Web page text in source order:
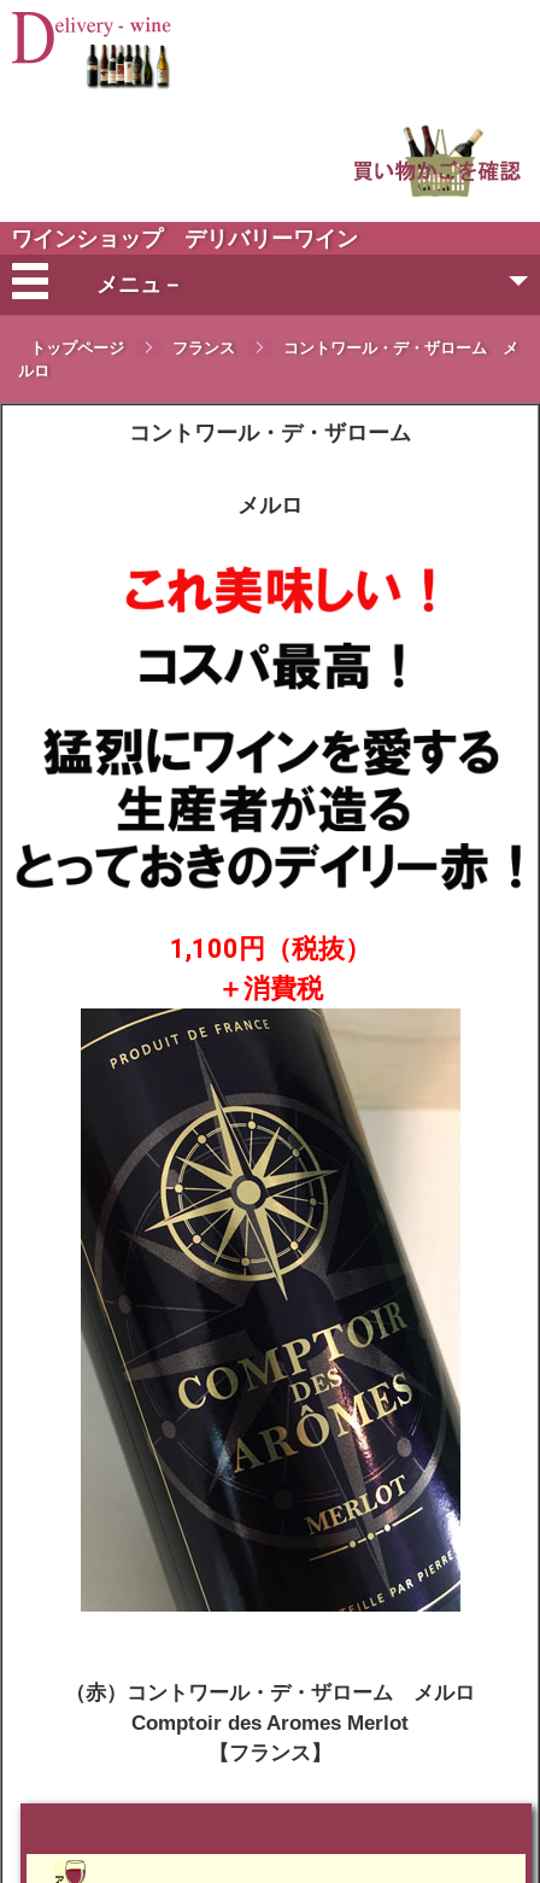
ワインショップ デリバリーワイン
メニュ－
会社概要
ご注文方法
お支払
メルマガ登録
ワイン検索
生まれ年のワイン【プラチナワイン】
【ワインセラーショップ】
お電話 （03-5913-8046）
トップページ フランス
コントワール・デ・ザローム メ
ルロ
コントワール・デ・ザローム
メルロ
1,100円（税抜）
＋消費税
（赤）コントワール・デ・ザローム メルロ
Comptoir des Aromes Merlot
【フランス 】